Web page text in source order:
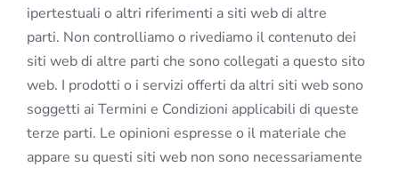
ipertestuali o altri riferimenti a siti web di altre
parti. Non controlliamo o rivediamo il contenuto dei
siti web di altre parti che sono collegati a questo sito
web. I prodotti o i servizi offerti da altri siti web sono
soggetti ai Termini e Condizioni applicabili di queste
terze parti. Le opinioni espresse o il materiale che
appare su questi siti web non sono necessariamente